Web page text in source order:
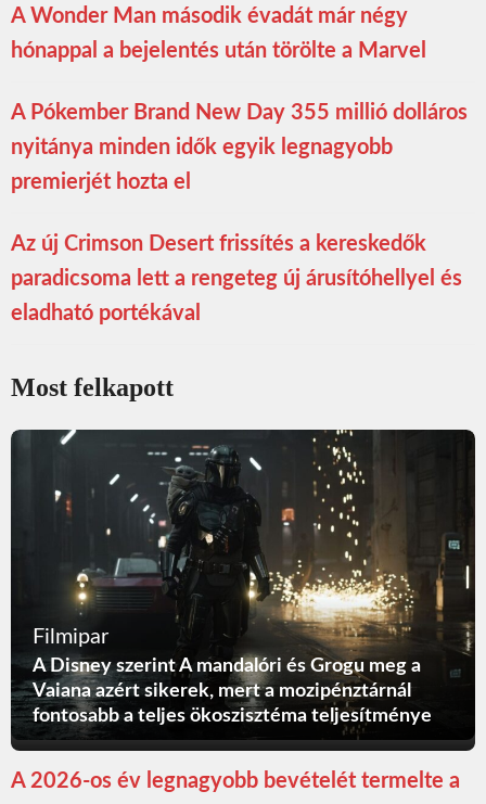
A Wonder Man második évadát már négy
hónappal a bejelentés után törölte a Marvel
A Pókember Brand New Day 355 millió dolláros
nyitánya minden idők egyik legnagyobb
premierjét hozta el
Az új Crimson Desert frissítés a kereskedők
paradicsoma lett a rengeteg új árusítóhellyel és
eladható portékával
Most felkapott
Filmipar
A Disney szerint A mandalóri és Grogu meg a
Vaiana azért sikerek, mert a mozipénztárnál
fontosabb a teljes ökoszisztéma teljesítménye
A 2026-os év legnagyobb bevételét termelte a